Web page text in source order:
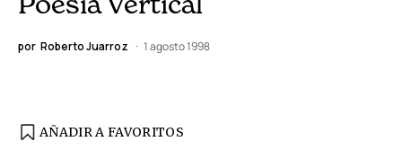
por Roberto Juarroz 1 agosto 1998
AÑADIR A FAVORITOS